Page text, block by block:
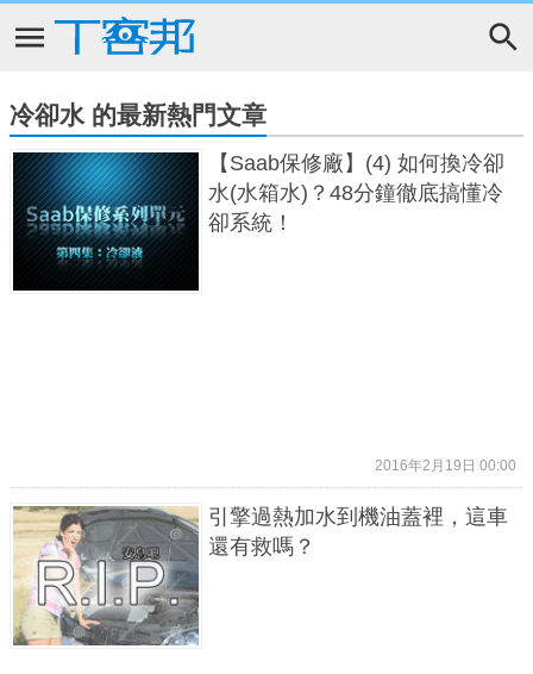
冷卻水 的最新熱門文章
【Saab保修廠】(4) 如何換冷卻
水(水箱水)？48分鐘徹底搞懂冷
卻系統！
2016年2月19日 00:00
引擎過熱加水到機油蓋裡，這車
還有救嗎？